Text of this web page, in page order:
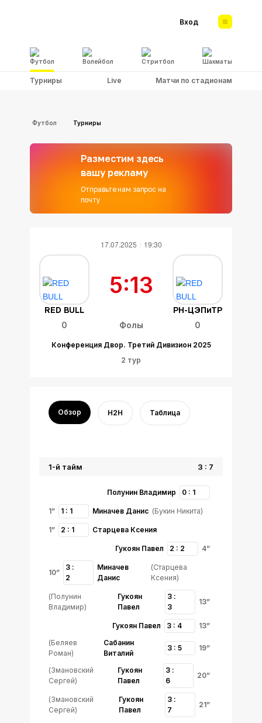
Футбол Волейбол Стритбол Шахматы
Вход
Турниры Live Матчи по стадионам
Футбол Турниры
Разместим здесь
вашу рекламу
Отправьте нам запрос на
почту
17.07.2025 19:30
RED BULL РН-ЦЭПиТР
5:13
Конференция Двор. Третий Дивизион 2025
2 тур
Фолы
0 0
Обзор H2H Таблица
0 : 1
Полунин Владимир
1” 1 : 1 Миначев Данис (Букин Никита)
1” 2 : 1 Старцева Ксения
4”
2 : 2
Гукоян Павел
10”
3 :
2
Миначев
Данис
(Старцева
Ксения)
13”
3 :
3
Гукоян
Павел
(Полунин
Владимир)
13”
3 : 4
Гукоян Павел
19”
3 : 5
Сабанин
Виталий
(Беляев
Роман)
20”
3 :
6
Гукоян
Павел
(Змановский
Сергей)
21”
3 :
7
Гукоян
Павел
(Змановский
Сергей)
1-й тайм 3 : 7